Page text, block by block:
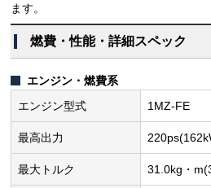
ます。
燃費・性能・詳細スペック
エンジン・燃費系
エンジン型式
1MZ-FE
最高出力
最大トルク 31.0kg・